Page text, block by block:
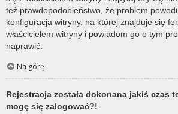
też prawdopodobieństwo, że problem
konfiguracja witryny, na której znajduje się
właścicielem witryny i powiadom go o tym
naprawić.
Na górę
Rejestracja została dokonana jakiś czas
mogę się zalogować?!